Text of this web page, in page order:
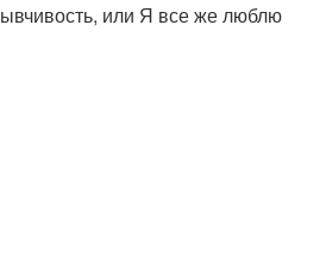
или Я все же люблю